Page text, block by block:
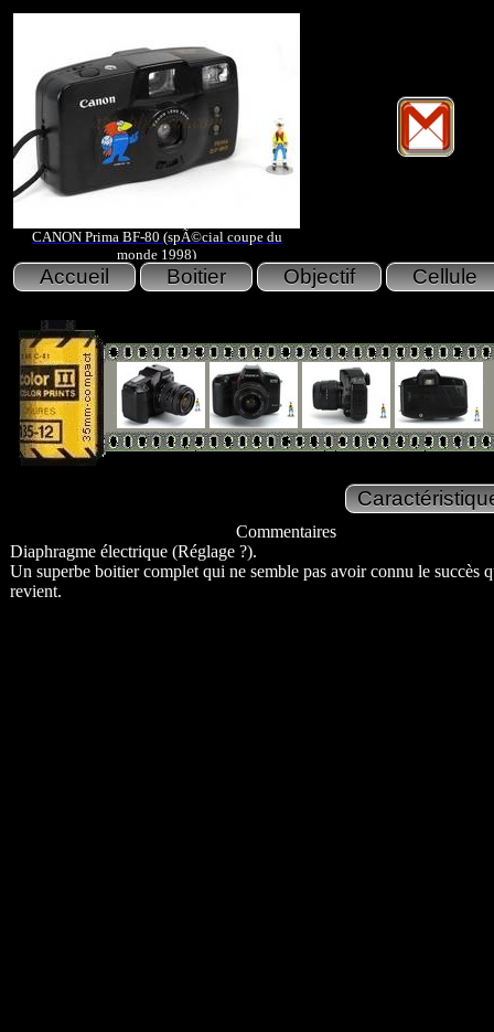
CANON Prima BF-80 (spÃ©cial coupe du
monde 1998)
Commentaires
Diaphragme électrique (Réglage ?).
Un superbe boitier complet qui ne semble pas avoir connu le succès
revient.